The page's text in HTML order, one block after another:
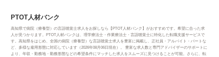
PTOT人材バンク
高知県で病院（療養型）の言語聴覚士求人をお探しなら【PTOT人材バンク】がおすすめです。希望に合った求
人が見つかります。PTOT人材バンクは、理学療法士・作業療法士・言語聴覚士に特化した転職支援サービスで
す。高知県をはじめ、全国の病院（療養型）な言語聴覚士求人を豊富に掲載し、正社員・アルバイト・パートな
ど、多様な雇用形態に対応しています（2026年08月06日現在）。 豊富な求人数と専門アドバイザーのサポートに
より、年収・勤務地・勤務形態などの希望条件にマッチした求人をスムーズに見つけることが可能。さらに、転